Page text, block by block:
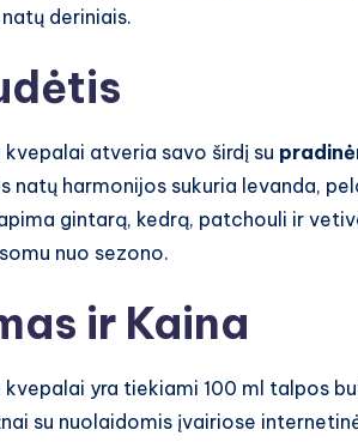
deriniais.
atveria savo širdį su
natų harmonijos sukuria levanda,
gintarą, kedrą, patchouli ir
nuo sezono.
ir Kaina
kvepalai yra tiekiami 100 ml talpos
su nuolaidomis įvairiose